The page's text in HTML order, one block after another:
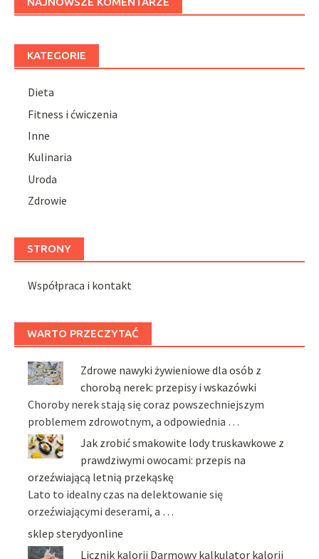
KATEGORIE
Dieta
Fitness i ćwiczenia
Inne
Kulinaria
Uroda
Zdrowie
STRONY
Współpraca i kontakt
WARTO PRZECZYTAĆ
Zdrowe nawyki żywieniowe dla osób z
chorobą nerek: przepisy i wskazówki
Choroby nerek stają się coraz powszechniejszym
problemem zdrowotnym, a odpowiednia …
Jak zrobić smakowite lody truskawkowe z
prawdziwymi owocami: przepis na
orzeźwiającą letnią przekąskę
Lato to idealny czas na delektowanie się
orzeźwiającymi deserami, a …
sklep sterydyonline
Licznik kalorii Darmowy kalkulator kalorii